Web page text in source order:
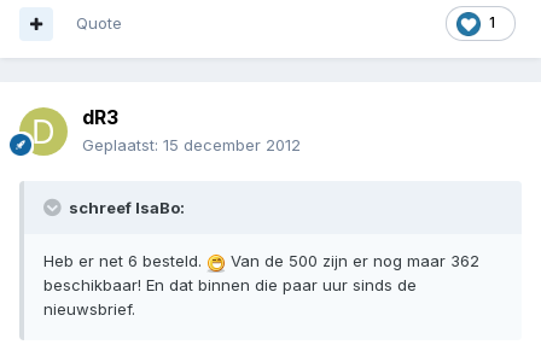
1
Quote
dR3
Geplaatst: 15 december 2012
schreef IsaBo:
Heb er net 6 besteld.
Van de 500 zijn er nog maar 362
beschikbaar! En dat binnen die paar uur sinds de
nieuwsbrief.